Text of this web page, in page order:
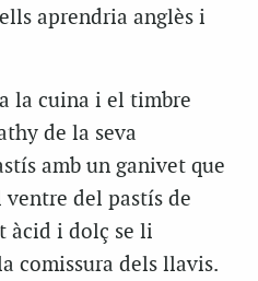
aprendria anglès i
la cuina i el timbre
de la seva
amb un ganivet que
del pastís de
àcid i dolç se li
comissura dels llavis.